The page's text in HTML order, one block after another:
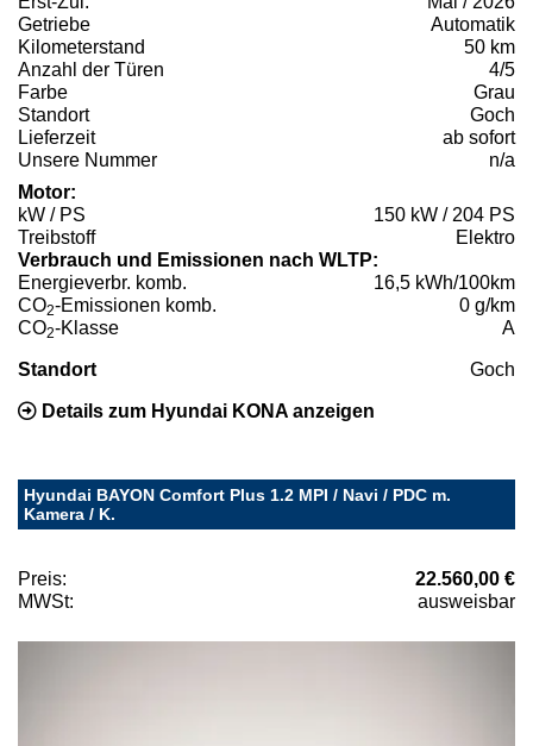
Getriebe
Automatik
Kilometerstand
50 km
Anzahl der Türen
4/5
Farbe
Grau
Standort
Goch
Lieferzeit
ab sofort
Unsere Nummer
n/a
Motor:
kW / PS
150 kW / 204 PS
Treibstoff
Elektro
Verbrauch und Emissionen nach WLTP:
Energieverbr. komb.
16,5 kWh/100km
CO2-Emissionen komb.
0 g/km
CO2-Klasse A
Standort Goch
Details zum Hyundai KONA anzeigen
Hyundai BAYON Comfort Plus 1.2 MPI / Navi / PDC m.
Kamera / K.
Preis:
22.560,00 €
MWSt:
ausweisbar